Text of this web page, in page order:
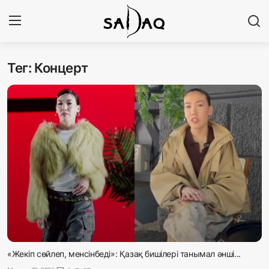
Кіру
Басты бет
Редакциялық байланыстар
Материалдарды қолдану тәртібі
Саясат
Sadaq TV
Экономика
Тег: Концерт
«Жекіп сөйлеп, менсінбеді»: Қазақ бишілері танымал әнші...